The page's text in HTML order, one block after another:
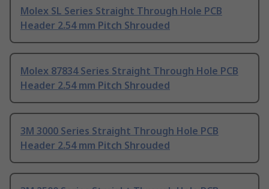
Molex SL Series Straight Through Hole PCB
Header 2.54 mm Pitch Shrouded
Molex 87834 Series Straight Through Hole PCB
Header 2.54 mm Pitch Shrouded
3M 3000 Series Straight Through Hole PCB
Header 2.54 mm Pitch Shrouded